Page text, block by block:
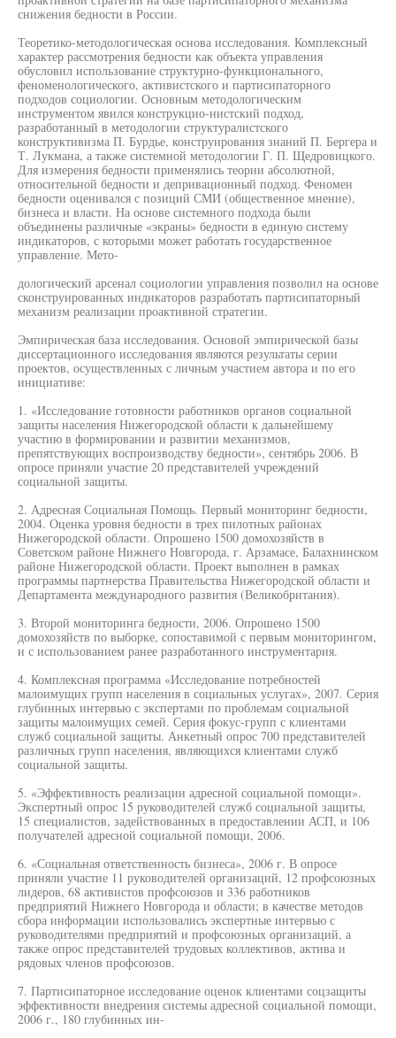
снижения бедности в России.
Теоретико-методологическая основа исследования. Комплексный
характер рассмотрения бедности как объекта управления
обусловил использование структурно-функционального,
феноменологического, активистского и партисипаторного
подходов социологии. Основным методологическим
инструментом явился конструкцио-нистский подход,
разработанный в методологии структуралистского
конструктивизма П. Бурдье, конструирования знаний П. Бергера и
Т. Лукмана, а также системной методологии Г. П. Щедровицкого.
Для измерения бедности применялись теории абсолютной,
относительной бедности и депривационный подход. Феномен
бедности оценивался с позиций СМИ (общественное мнение),
бизнеса и власти. На основе системного подхода были
объединены различные «экраны» бедности в единую систему
индикаторов, с которыми может работать государственное
управление. Мето-
дологический арсенал социологии управления позволил на основе
сконструированных индикаторов разработать партисипаторный
механизм реализации проактивной стратегии.
Эмпирическая база исследования. Основой эмпирической базы
диссертационного исследования являются результаты серии
проектов, осуществленных с личным участием автора и по его
инициативе:
1. «Исследование готовности работников органов социальной
защиты населения Нижегородской области к дальнейшему
участию в формировании и развитии механизмов,
препятствующих воспроизводству бедности», сентябрь 2006. В
опросе приняли участие 20 представителей учреждений
социальной защиты.
2. Адресная Социальная Помощь. Первый мониторинг бедности,
2004. Оценка уровня бедности в трех пилотных районах
Нижегородской области. Опрошено 1500 домохозяйств в
Советском районе Нижнего Новгорода, г. Арзамасе, Балахнинском
районе Нижегородской области. Проект выполнен в рамках
программы партнерства Правительства Нижегородской области и
Департамента международного развития (Великобритания).
3. Второй мониторинга бедности, 2006. Опрошено 1500
домохозяйств по выборке, сопоставимой с первым мониторингом,
и с использованием ранее разработанного инструментария.
4. Комплексная программа «Исследование потребностей
малоимущих групп населения в социальных услугах», 2007. Серия
глубинных интервью с экспертами по проблемам социальной
защиты малоимущих семей. Серия фокус-групп с клиентами
служб социальной защиты. Анкетный опрос 700 представителей
различных групп населения, являющихся клиентами служб
социальной защиты.
5. «Эффективность реализации адресной социальной помощи».
Экспертный опрос 15 руководителей служб социальной защиты,
15 специалистов, задействованных в предоставлении АСП, и 106
получателей адресной социальной помощи, 2006.
6. «Социальная ответственность бизнеса», 2006 г. В опросе
приняли участие 11 руководителей организаций, 12 профсоюзных
лидеров, 68 активистов профсоюзов и 336 работников
предприятий Нижнего Новгорода и области; в качестве методов
сбора информации использовались экспертные интервью с
руководителями предприятий и профсоюзных организаций, а
также опрос представителей трудовых коллективов, актива и
рядовых членов профсоюзов.
7. Партисипаторное исследование оценок клиентами соцзащиты
эффективности внедрения системы адресной социальной помощи,
2006 г., 180 глубинных ин-